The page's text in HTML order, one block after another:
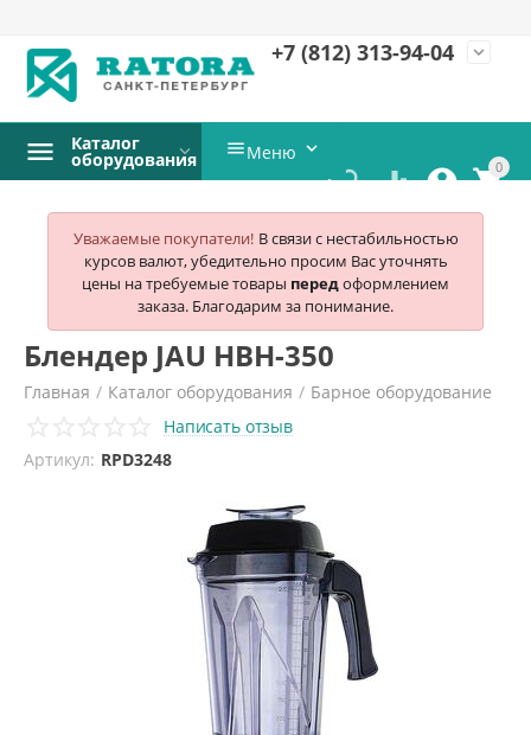
+7 (812) 313-94-04 expand_more
0


 
Каталог
оборудования Меню 
Уважаемые покупатели! В связи с нестабильностью
курсов валют, убедительно просим Вас уточнять
цены на требуемые товары передоформлением
заказа. Благодарим за понимание.
Блендер JAU HBH-350
Главная / Каталог оборудования / Барное оборудование
Блендеры барные /
Написать отзыв
Артикул: RPD3248